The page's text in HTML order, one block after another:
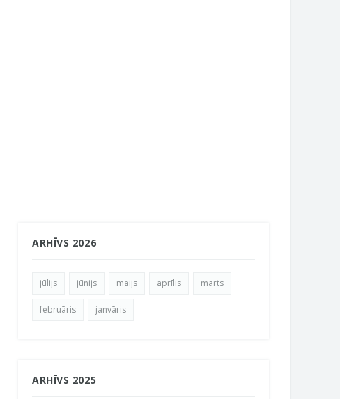
ARHĪVS 2026
jūlijs jūnijs maijs aprīlis marts
februāris janvāris
ARHĪVS 2025